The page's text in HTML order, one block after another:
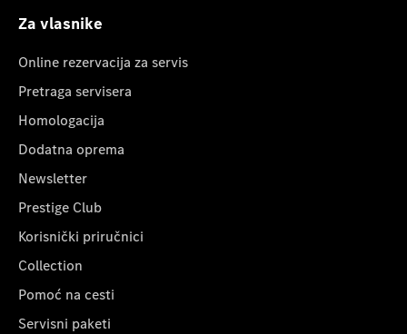
Za vlasnike
Online rezervacija za servis
Pretraga servisera
Homologacija
Dodatna oprema
Newsletter
Prestige Club
Korisnički priručnici
Collection
Pomoć na cesti
Servisni paketi